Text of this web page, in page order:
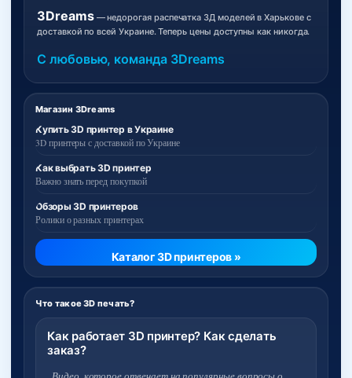
Магазин 3Dreams
Купить 3D принтер в Украине
3D принтеры с доставкой по Украине
Как выбрать 3D принтер
Важно знать перед покупкой
Обзоры 3D принтеров
Ролики о разных принтерах
Каталог 3D принтеров »
Что такое 3D печать?
Как работает 3D принтер? Как сделать
заказ?
3Dreams— недорогая распечатка 3Д моделей в Харькове с
доставкой по всей Украине. Теперь цены доступны как никогда.
С любовью, команда 3Dreams